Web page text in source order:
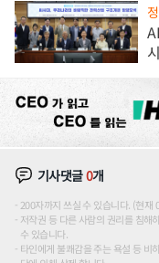
기사댓글0개
200자까지 쓰실 수 있습니다. (현
저작권 등 다른 사람의 권리를 침해
수 있습니다.
타인에게 불쾌감을 주는 욕설 등 비